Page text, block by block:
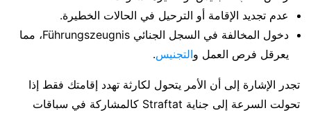
عدم تجديد الإقامة أو الترحيل في الحالات الخطيرة.
دخول المخالفة في السجل الجنائي Führungszeugnis، مما
يعرقل فرص العمل والتجنيس.
تجدر الإشارة إلى أن الأمر يتحول لكارثة تهدد إقامتك فقط إذا
تحولت السرعة إلى جناية Straftat كالمشاركة في سباقات